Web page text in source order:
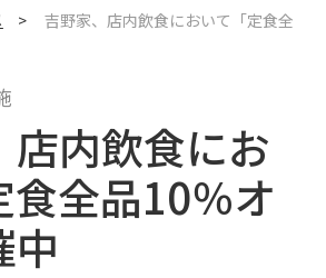
a
v
>
吉野家、店内飲食において「定食全
店内飲食にお
食全品10％オ
中